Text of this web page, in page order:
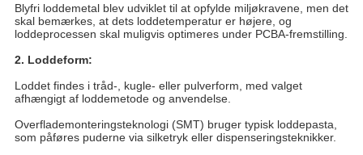
Blyfri loddemetal blev udviklet til at opfylde miljøkravene, men det
skal bemærkes, at dets loddetemperatur er højere, og
loddeprocessen skal muligvis optimeres under PCBA-fremstilling.
2. Loddeform:
Loddet findes i tråd-, kugle- eller pulverform, med valget
afhængigt af loddemetode og anvendelse.
Overflademonteringsteknologi (SMT) bruger typisk loddepasta,
som påføres puderne via silketryk eller dispenseringsteknikker.